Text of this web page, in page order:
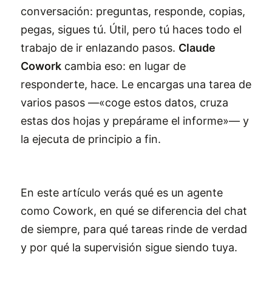
conversación: preguntas, responde, copias,
pegas, sigues tú. Útil, pero tú haces todo el
trabajo de ir enlazando pasos. Claude
Cowork cambia eso: en lugar de
responderte, hace. Le encargas una tarea de
varios pasos —«coge estos datos, cruza
estas dos hojas y prepárame el informe»— y
la ejecuta de principio a fin.
En este artículo verás qué es un agente
como Cowork, en qué se diferencia del chat
de siempre, para qué tareas rinde de verdad
y por qué la supervisión sigue siendo tuya.